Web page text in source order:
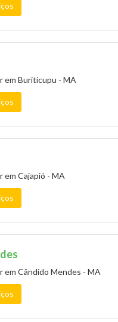
em Buriticupu - MA
em Cajapió - MA
em Cândido Mendes - MA